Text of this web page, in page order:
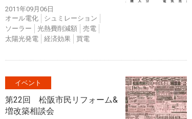
2011年09月06日
オール電化
シュミレーション
ソーラー
光熱費削減額
売電
太陽光発電
経済効果 買電
イベント
第22回 松阪市民リフォーム&
増改築相談会